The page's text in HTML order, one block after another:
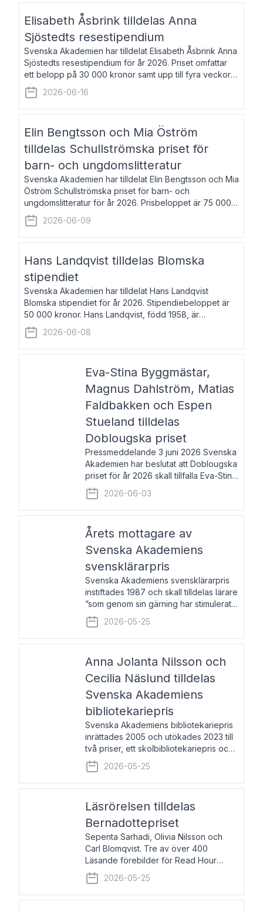
Elisabeth Åsbrink tilldelas Anna
Sjöstedts resestipendium
Svenska Akademien har tilldelat Elisabeth Åsbrink Anna
Sjöstedts resestipendium för år 2026. Priset omfattar
ett belopp på 30 000 kronor samt upp till fyra veckors
fri vistelse i Akademiens lägenhet i Berlin. Elisabeth
Åsbrink, född 1965 oc
2026-06-16
Elin Bengtsson och Mia Öström
tilldelas Schullströmska priset för
barn- och ungdomslitteratur
Svenska Akademien har tilldelat Elin Bengtsson och Mia
Öström Schullströmska priset för barn- och
ungdomslitteratur för år 2026. Prisbeloppet är 75 000
kronor vardera. Elin Bengtsson, född 1987, är författare
och forskare i genusvetenskap.
2026-06-09
Hans Landqvist tilldelas Blomska
stipendiet
Svenska Akademien har tilldelat Hans Landqvist
Blomska stipendiet för år 2026. Stipendiebeloppet är
50 000 kronor. Hans Landqvist, född 1958, är
professor i svenska vid Göteborgs universitet. Han
disputerade år 2000 på avhandlingen Författn
2026-06-08
Eva-Stina Byggmästar,
Magnus Dahlström, Matias
Faldbakken och Espen
Stueland tilldelas
Doblougska priset
Pressmeddelande 3 juni 2026 Svenska
Akademien har beslutat att Doblougska
priset för år 2026 skall tillfalla Eva-Stina
Byggmästar, Magnus Dahlström, Matias
Faldbakken samt Espen Stueland.
Prisbeloppet är 200 000 svenska
2026-06-03
Årets mottagare av
Svenska Akademiens
svensklärarpris
Svenska Akademiens svensklärarpris
instiftades 1987 och skall tilldelas lärare
”som genom sin gärning har stimulerat
intresset hos unga människor för
svenska språket och litteraturen”.
Prisutdelning och samtal med
2026-05-25
Anna Jolanta Nilsson och
Cecilia Näslund tilldelas
Svenska Akademiens
bibliotekariepris
Svenska Akademiens bibliotekariepris
inrättades 2005 och utökades 2023 till
två priser, ett skolbibliotekariepris och
ett folkbibliotekariepris. Priserna skall
tilldelas bibliotekarier vid svenska folk-
och skolbibliotek som gjort värdefull
2026-05-25
Läsrörelsen tilldelas
Bernadottepriset
Sepenta Sarhadi, Olivia Nilsson och
Carl Blomqvist. Tre av över 400
Läsande förebilder för Read Hour
Sverige. Foto: Michael Wall. Den ideella
föreningen Läsrörelsen tilldelas
Bernadottepriset 2026 för att den
2026-05-25